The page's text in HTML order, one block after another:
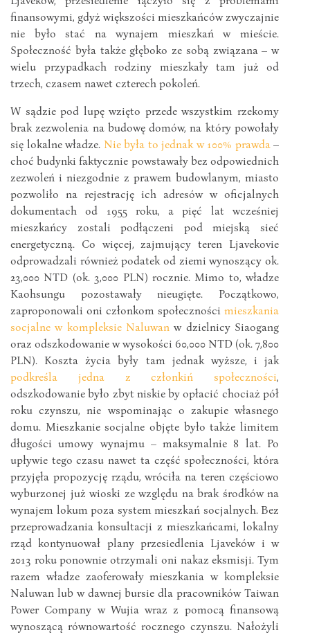
finansowymi, gdyż większości mieszkańców zwyczajnie
nie było stać na wynajem mieszkań w mieście.
Społeczność była także głęboko ze sobą związana – w
wielu przypadkach rodziny mieszkały tam już od
trzech, czasem nawet czterech pokoleń.
W sądzie pod lupę wzięto przede wszystkim rzekomy
brak zezwolenia na budowę domów, na który powołały
się lokalne władze. Nie była to jednak w 100% prawda–
choć budynki faktycznie powstawały bez odpowiednich
zezwoleń i niezgodnie z prawem budowlanym, miasto
pozwoliło na rejestrację ich adresów w oficjalnych
dokumentach od 1955 roku, a pięć lat wcześniej
mieszkańcy zostali podłączeni pod miejską sieć
energetyczną. Co więcej, zajmujący teren Ljavekovie
odprowadzali również podatek od ziemi wynoszący ok.
23,000 NTD (ok. 3,000 PLN) rocznie. Mimo to, władze
Kaohsungu pozostawały nieugięte. Początkowo,
zaproponowali oni członkom społeczności mieszkania
socjalne w kompleksie Naluwan w dzielnicy Siaogang
oraz odszkodowanie w wysokości 60,000 NTD (ok. 7,800
PLN). Koszta życia były tam jednak wyższe, i jak
podkreśla jedna z członkiń społeczności,
odszkodowanie było zbyt niskie by opłacić chociaż pół
roku czynszu, nie wspominając o zakupie własnego
domu. Mieszkanie socjalne objęte było także limitem
długości umowy wynajmu – maksymalnie 8 lat. Po
upływie tego czasu nawet ta część społeczności, która
przyjęła propozycję rządu, wróciła na teren częściowo
wyburzonej już wioski ze względu na brak środków na
wynajem lokum poza system mieszkań socjalnych. Bez
przeprowadzania konsultacji z mieszkańcami, lokalny
rząd kontynuował plany przesiedlenia Ljaveków i w
2013 roku ponownie otrzymali oni nakaz eksmisji. Tym
razem władze zaoferowały mieszkania w kompleksie
Naluwan lub w dawnej bursie dla pracowników Taiwan
Power Company w Wujia wraz z pomocą finansową
wynoszącą równowartość rocznego czynszu. Nałożyli